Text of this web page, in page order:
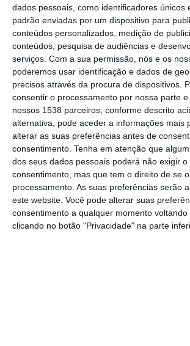
dados pessoais, como identificadores únicos
padrão enviadas por um dispositivo para
conteúdos personalizados, medição de
conteúdos, pesquisa de audiências e
serviços. Com a sua permissão, nós e os
poderemos usar identificação e dados de
precisos através da procura de dispositivos.
consentir o processamento por nossa parte
nossos 1538 parceiros, conforme descrito
alternativa, pode aceder a informações mais
alterar as suas preferências antes de
consentimento. Tenha em atenção que
dos seus dados pessoais poderá não exigir o
consentimento, mas que tem o direito de se
processamento. As suas preferências serão
este website. Você pode alterar suas
consentimento a qualquer momento voltando
clicando no botão "Privacidade" na parte
A Associação Recreativa do
AREPA, comemora este
aniversário, com várias
decorrer ao longo do dia.
Pela manhã, um passeio de
9.30 horas, seguido de uma
a partir das 11 horas.